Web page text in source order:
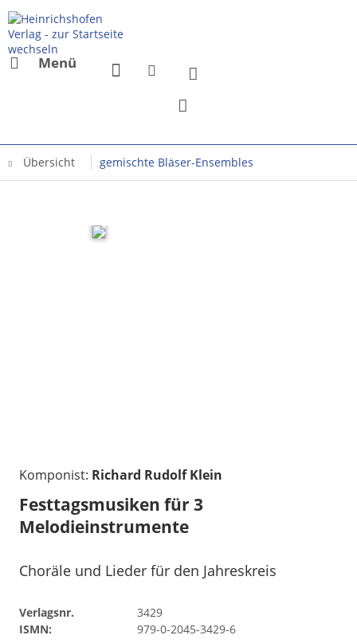
Menü
Übersicht gemischte Bläser-Ensembles
Komponist: Richard Rudolf Klein
Festtagsmusiken für 3
Melodieinstrumente
Choräle und Lieder für den Jahreskreis
Verlagsnr.
3429
ISMN:
979-0-2045-3429-6